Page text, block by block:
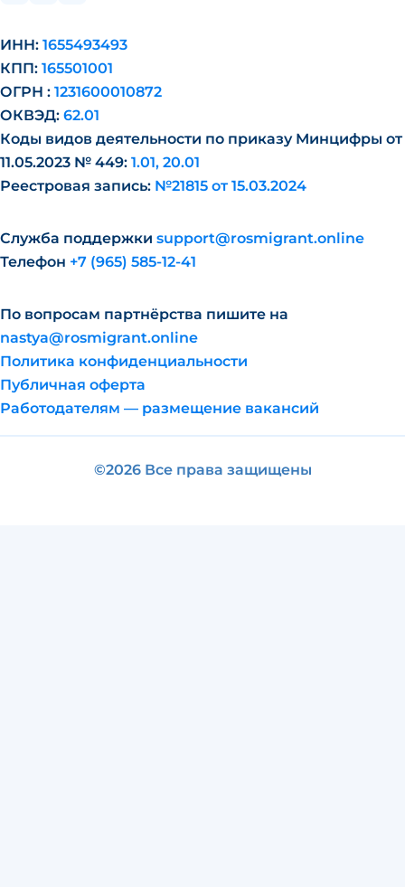
ИНН: 1655493493
КПП: 165501001
ОГРН : 1231600010872
ОКВЭД: 62.01
Коды видов деятельности по приказу Минцифры от
11.05.2023 № 449: 1.01, 20.01
Реестровая запись: №21815 от 15.03.2024
Служба поддержки support@rosmigrant.online
Телефон +7 (965) 585-12-41
По вопросам партнёрства пишите на
nastya@rosmigrant.online
Политика конфиденциальности
Публичная оферта
Работодателям — размещение вакансий
©2026 Все права защищены